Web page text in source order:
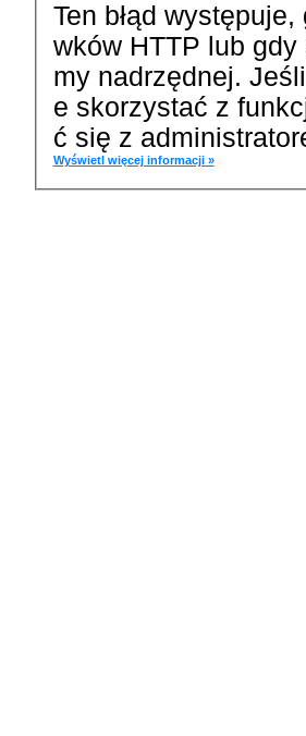
Ten błąd
wków HTTP lub
my nadrzędnej.
e skorzystać z
ć się z
Wyświetl więcej informacji »